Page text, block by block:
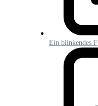
Ein blinkendes F